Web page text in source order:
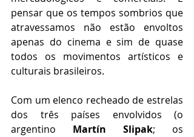
pensar que os tempos sombrios que
atravessamos não estão envoltos
apenas do cinema e sim de quase
todos os movimentos artísticos e
culturais brasileiros.
Com um elenco recheado de estrelas
dos três países envolvidos (o
argentino Martín Slipak; os